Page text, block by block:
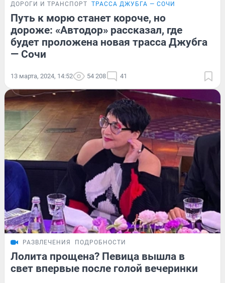
ДОРОГИ И ТРАНСПОРТ ТРАССА ДЖУБГА — СОЧИ
Путь к морю станет короче, но
дороже: «Автодор» рассказал, где
будет проложена новая трасса Джубга
— Сочи
13 марта, 2024, 14:52 54 208 41
РАЗВЛЕЧЕНИЯ ПОДРОБНОСТИ
Лолита прощена? Певица вышла в
свет впервые после голой вечеринки